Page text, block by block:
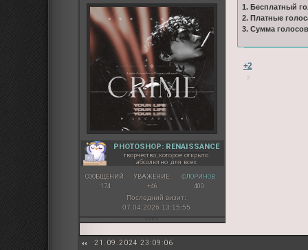
PHOTOSHOP: RENAISSANCE
творчество, которое открыто
абсолютно для всех
СООБЩЕНИЙ:
174
УВАЖЕНИЕ:
+46
ФЛОРИНОВ:
400
Последний визит:
07.04.2026 13:15:55
1. Бесплатный
2. Платные
3. Сумма
+2
21.09.2024 23:09:06